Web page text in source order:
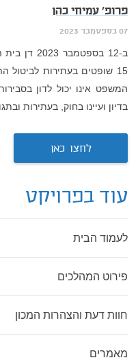
פרופ' עמיחי כהן
07 בספטמבר 2023
ב-12
15 שופטים בעתירות
המשפט אינו יכול לדון
בדיון ועיינו בחוק, בעתירות
לחצו כאן
עוד בפרויקט
לעמוד הבית
פירוט המהלכים
חוות דעת והצהרות המכון
מאמרים